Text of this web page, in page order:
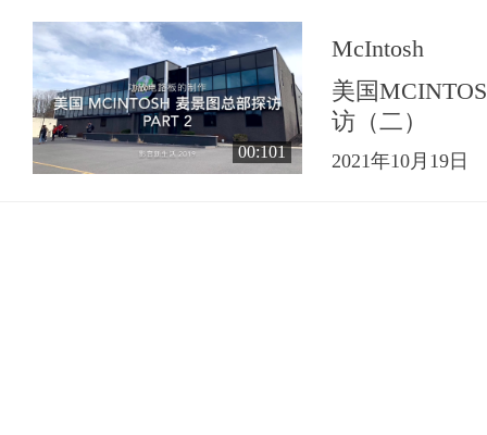
00:101
McIntosh
美国
访（二）
2021年10月19日